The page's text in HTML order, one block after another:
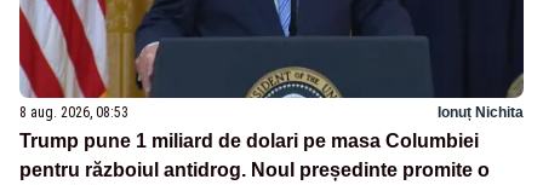
8 aug. 2026, 08:53 Ionuț Nichita
Trump pune 1 miliard de dolari pe masa Columbiei
pentru războiul antidrog. Noul președinte promite o